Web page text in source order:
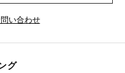
い合わせ
グ